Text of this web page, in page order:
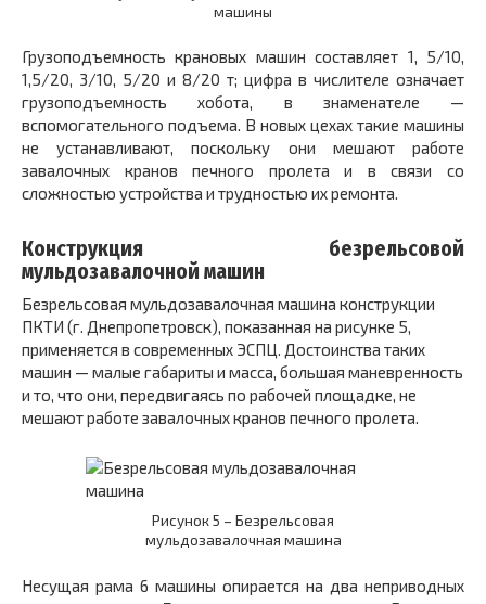
машины
Грузоподъемность крановых машин составляет 1, 5/10,
1,5/20, 3/10, 5/20 и 8/20 т; цифра в числителе означает
грузоподъемность хобота, в знаменателе —
вспомогательного подъема. В новых цехах такие машины
не устанавливают, поскольку они мешают работе
завалочных кранов печного пролета и в связи со
сложностью устройства и трудностью их ремонта.
Конструкция безрельсовой
мульдозавалочной машин
Безрельсовая мульдозавалочная машина конструкции
ПКТИ (г. Днепропетровск), показанная на рисунке 5,
применяется в современных ЭСПЦ. Достоинства таких
машин — малые габариты и масса, большая маневренность
и то, что они, передвигаясь по рабочей площадке, не
мешают работе завалочных кранов печного пролета.
Рисунок 5 – Безрельсовая
мульдозавалочная машина
Несущая рама 6 машины опирается на два неприводных